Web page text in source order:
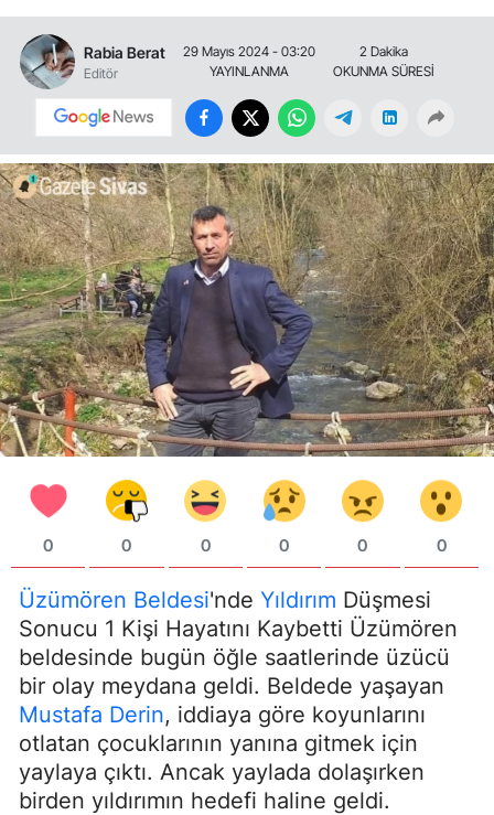
Rabia Berat
Editör
29 Mayıs 2024 - 03:20
YAYINLANMA
2 Dakika
OKUNMA SÜRESİ
0 0 0 0 0 0
Üzümören Beldesi'nde Yıldırım Düşmesi
Sonucu 1 Kişi Hayatını Kaybetti Üzümören
beldesinde bugün öğle saatlerinde üzücü
bir olay meydana geldi. Beldede yaşayan
Mustafa Derin, iddiaya göre koyunlarını
otlatan çocuklarının yanına gitmek için
yaylaya çıktı. Ancak yaylada dolaşırken
birden yıldırımın hedefi haline geldi.